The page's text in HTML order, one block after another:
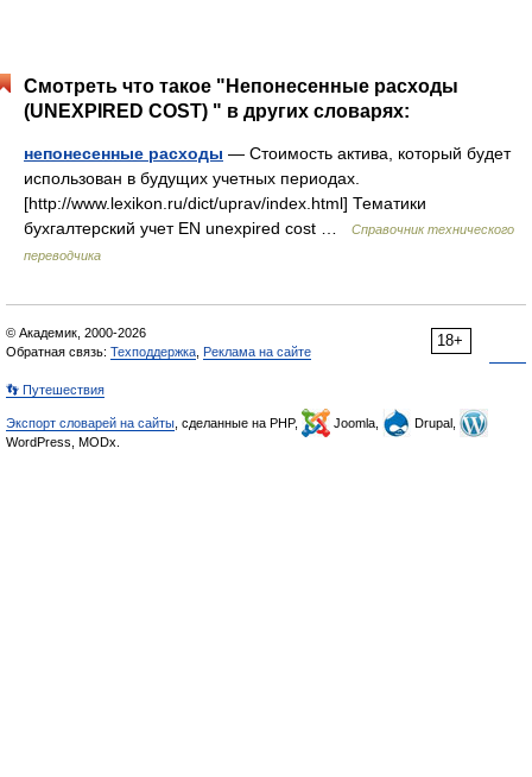
Смотреть что такое "Непонесенные расходы
(UNEXPIRED COST) " в других словарях:
непонесенные расходы — Стоимость актива, который будет
использован в будущих учетных периодах.
[http://www.lexikon.ru/dict/uprav/index.html] Тематики
бухгалтерский учет EN unexpired cost …
Справочник технического
переводчика
18+
© Академик, 2000-2026
Обратная связь: Техподдержка Реклама на сайте
👣 Путешествия
Экспорт словарей на сайты , сделанные на PHP, Joomla,
Drupal,
WordPress, MODx.